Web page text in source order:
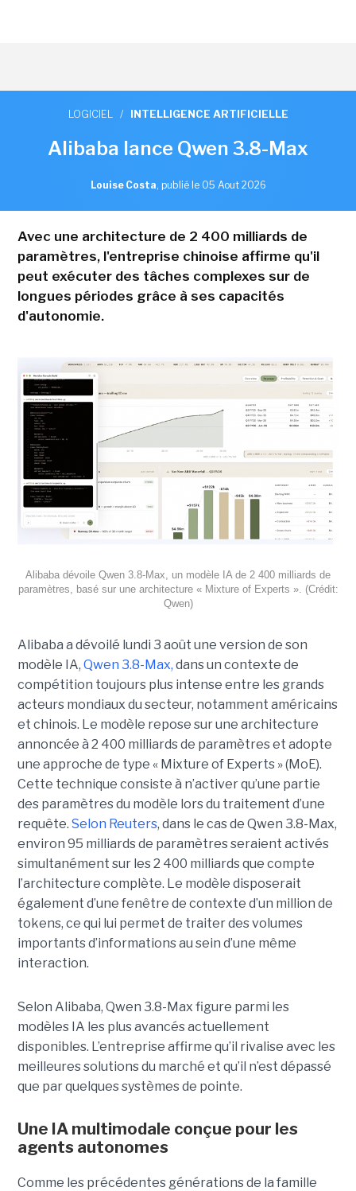
LOGICIEL / INTELLIGENCE ARTIFICIELLE
Alibaba lance Qwen 3.8-Max
Louise Costa, publié le 05 Aout 2026
Avec une architecture de 2 400 milliards de
paramètres, l'entreprise chinoise affirme qu'il
peut exécuter des tâches complexes sur de
longues périodes grâce à ses capacités
d'autonomie.
Alibaba dévoile Qwen 3.8-Max, un modèle IA de 2 400 milliards de
paramètres, basé sur une architecture « Mixture of Experts ». (Crédit:
Qwen)
Alibaba a dévoilé lundi 3 août une version de son
modèle IA, Qwen 3.8-Max, dans un contexte de
compétition toujours plus intense entre les grands
acteurs mondiaux du secteur, notamment américains
et chinois. Le modèle repose sur une architecture
annoncée à 2 400 milliards de paramètres et adopte
une approche de type « Mixture of Experts » (MoE).
Cette technique consiste à n’activer qu’une partie
des paramètres du modèle lors du traitement d’une
requête. Selon Reuters, dans le cas de Qwen 3.8-Max,
environ 95 milliards de paramètres seraient activés
simultanément sur les 2 400 milliards que compte
l’architecture complète. Le modèle disposerait
également d’une fenêtre de contexte d’un million de
tokens, ce qui lui permet de traiter des volumes
importants d’informations au sein d’une même
interaction.
Selon Alibaba, Qwen 3.8-Max figure parmi les
modèles IA les plus avancés actuellement
disponibles. L’entreprise affirme qu’il rivalise avec les
meilleures solutions du marché et qu’il n’est dépassé
que par quelques systèmes de pointe.
Une IA multimodale conçue pour les
agents autonomes
Comme les précédentes générations de la famille